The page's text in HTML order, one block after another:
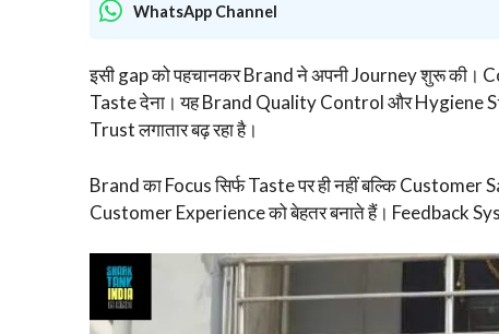
WhatsApp Channel
इसी gap को पहचानकर Brand ने अपनी Journey शुरू
Taste देना। यह Brand Quality Control और Hygiene
Trust लगातार बढ़ रहा है।
Brand का Focus सिर्फ Taste पर ही नहीं बल्कि
Customer Experience को बेहतर बनाते हैं। Feedback